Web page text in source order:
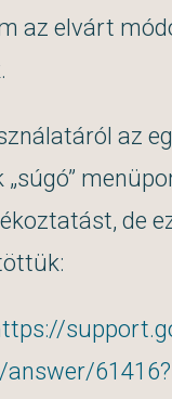
az elvárt
az
„súgó”
de